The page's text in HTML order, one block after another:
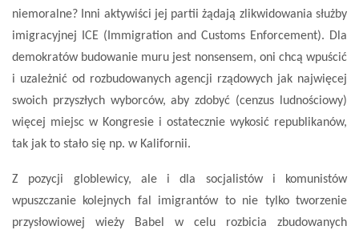
niemoralne? Inni aktywiści jej partii żądają zlikwidowania służby
imigracyjnej ICE (Immigration and Customs Enforcement). Dla
demokratów budowanie muru jest nonsensem, oni chcą wpuścić
i uzależnić od rozbudowanych agencji rządowych jak najwięcej
swoich przyszłych wyborców, aby zdobyć (cenzus ludnościowy)
więcej miejsc w Kongresie i ostatecznie wykosić republikanów,
tak jak to stało się np. w Kalifornii.
Z pozycji globlewicy, ale i dla socjalistów i komunistów
wpuszczanie kolejnych fal imigrantów to nie tylko tworzenie
przysłowiowej wieży Babel w celu rozbicia zbudowanych